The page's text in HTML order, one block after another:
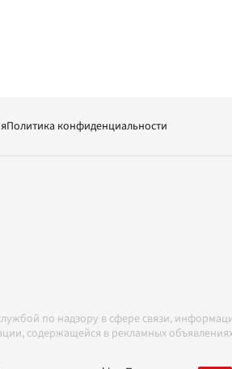
Политика конфиденциальности
по надзору в сфере связи,
содержащейся в рекламных
с Правилами